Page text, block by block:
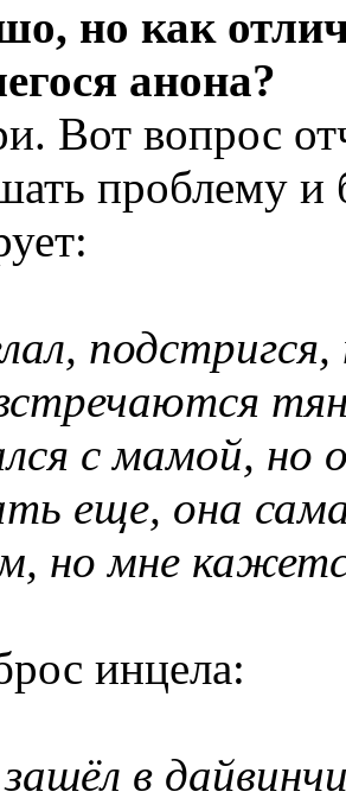
но как
анона?
Вот вопрос
проблему
с мамой, но
еще, она
но мне
инцела:
в